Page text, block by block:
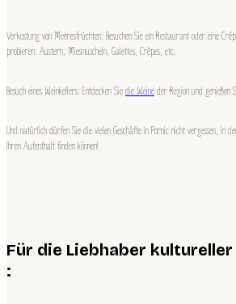
Verkostung von Meeresfrüchten: Besuchen Sie ein Restaurant oder eine
probieren: Austern, Miesmuscheln, Galettes, Crêpes, etc.
Besuch eines Weinkellers: Entdecken Siedie Weineder Region und genießen
Und natürlich dürfen Sie die vielen Geschäfte in Pornic nicht vergessen, in
Ihren Aufenthalt finden können!
Für die Liebhaber
: